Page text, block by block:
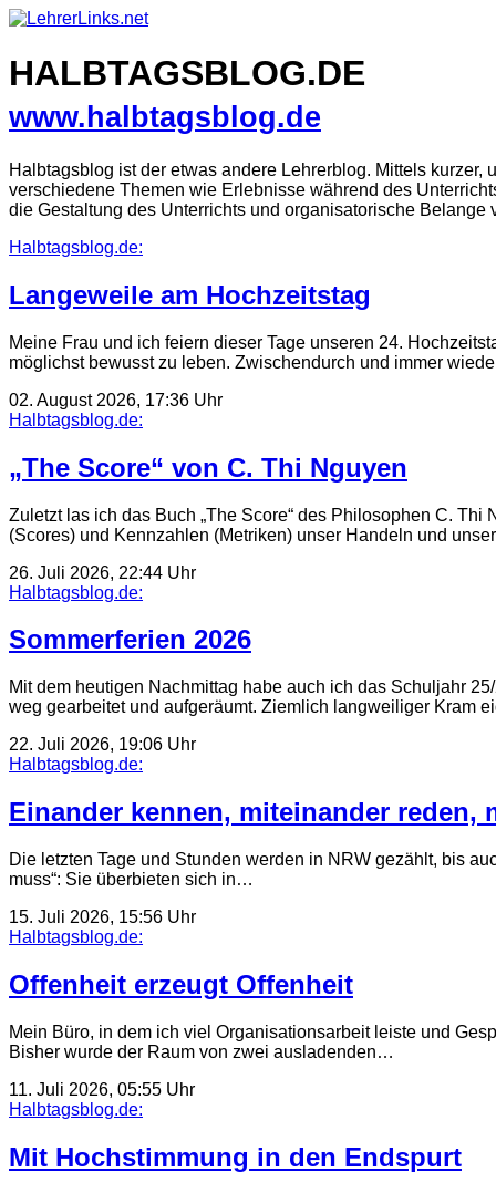
Skip
content
HALBTAGSBLOG.DE
www.halbtagsblog.de
Halbtagsblog ist der etwas andere Lehrerblog. Mittels
verschiedene Themen wie Erlebnisse während des
die Gestaltung des Unterrichts und organisatorische
Halbtagsblog.de:
Langeweile am Hochzeitstag
Meine Frau und ich feiern dieser Tage unseren 24.
möglichst bewusst zu leben. Zwischendurch und immer
02. August 2026, 17:36 Uhr
Halbtagsblog.de:
„The Score“ von C. Thi Nguyen
Zuletzt las ich das Buch „The Score“ des Philosophen C.
(Scores) und Kennzahlen (Metriken) unser Handeln und
26. Juli 2026, 22:44 Uhr
Halbtagsblog.de:
Sommerferien 2026
Mit dem heutigen Nachmittag habe auch ich das Schuljahr
weg gearbeitet und aufgeräumt. Ziemlich langweiliger Kram
22. Juli 2026, 19:06 Uhr
Halbtagsblog.de:
Einander kennen, miteinander reden,
Die letzten Tage und Stunden werden in NRW gezählt, bis
muss“: Sie überbieten sich in…
15. Juli 2026, 15:56 Uhr
Halbtagsblog.de:
Offenheit erzeugt Offenheit
Mein Büro, in dem ich viel Organisationsarbeit leiste und
Bisher wurde der Raum von zwei ausladenden…
11. Juli 2026, 05:55 Uhr
Halbtagsblog.de:
Mit Hochstimmung in den Endspurt